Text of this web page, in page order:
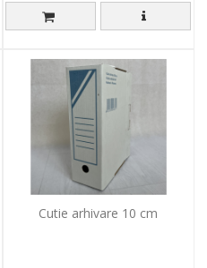
Cutie arhivare 10 cm